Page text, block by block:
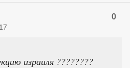
0
израиля ????????